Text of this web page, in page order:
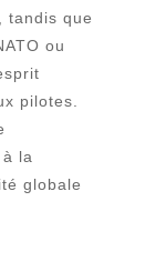
tandis que
ou
pilotes.
la
globale